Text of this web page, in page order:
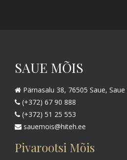
SAUE MÕIS
Pärnasalu 38, 76505 Saue, Saue
(+372) 67 90 888
(+372) 51 25 553
sauemois@hiteh.ee
Pivarootsi Mõis